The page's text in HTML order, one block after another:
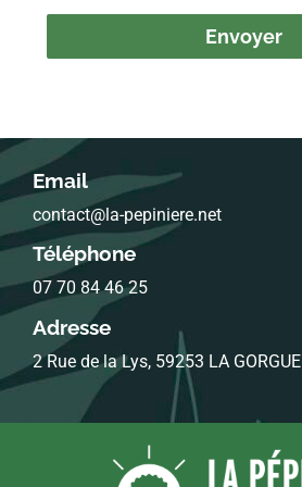
Envoyer
Email
contact@la-pepiniere.net
Téléphone
07 70 84 46 25
Adresse
2 Rue de la Lys, 59253 LA GORGUE